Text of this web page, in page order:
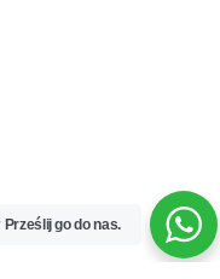
Prześlij go do nas.